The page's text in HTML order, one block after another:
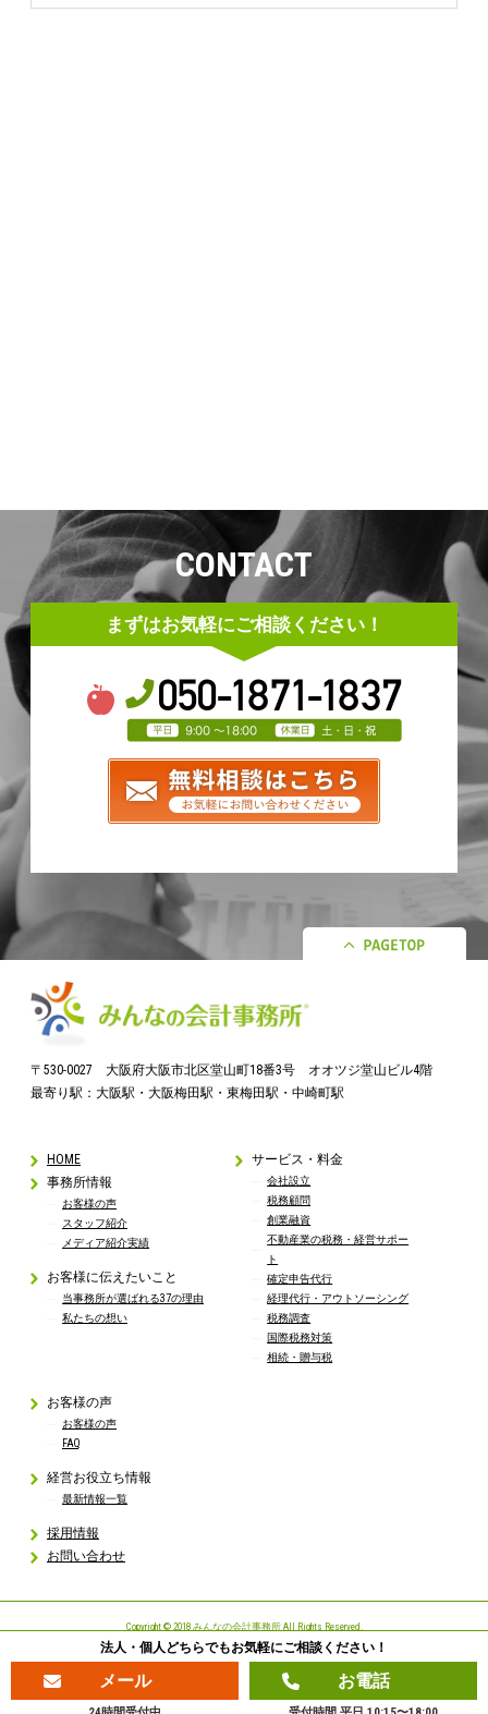
CONTACT
まずはお気軽にご相談ください！
〒530-0027 大阪府大阪市北区堂山町18番3号 オオツジ堂山ビル4階
最寄り駅：大阪駅・大阪梅田駅・東梅田駅・中崎町駅
HOME
事務所情報
お客様の声
スタッフ紹介
メディア紹介実績
お客様に伝えたいこと
当事務所が選ばれる37の理由
私たちの想い
サービス・料金
会社設立
税務顧問
創業融資
不動産業の税務・経営サポー
ト
確定申告代行
経理代行・アウトソーシング
税務調査
国際税務対策
相続・贈与税
お客様の声
お客様の声
FAQ
経営お役立ち情報
最新情報一覧
採用情報
お問い合わせ
Copyright © 2018 みんなの会計事務所 All Rights Reserved.
法人・個人どちらでもお気軽にご相談ください！
メール お電話